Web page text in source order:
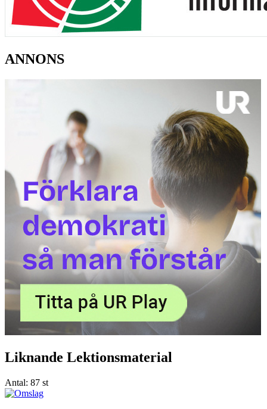
ANNONS
Liknande Lektionsmaterial
Antal: 87 st